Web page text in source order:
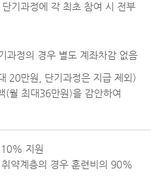
기과정에 각 최초 참여 시 전부
과정의 경우 별도 계좌차감 없음
20만원, 단기과정은 지급 제외)
(월 최대36만원)을 감안하여
지원
약계층의 경우 훈련비의 90%